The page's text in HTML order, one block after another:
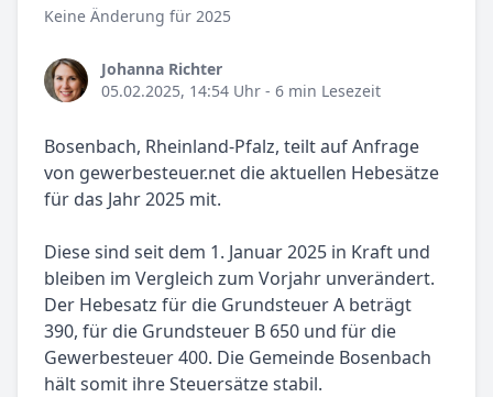
Keine Änderung für 2025
Johanna Richter
05.02.2025, 14:54 Uhr - 6 min Lesezeit
Bosenbach, Rheinland-Pfalz, teilt auf Anfrage
von gewerbesteuer.net die aktuellen Hebesätze
für das Jahr 2025 mit.
Diese sind seit dem 1. Januar 2025 in Kraft und
bleiben im Vergleich zum Vorjahr unverändert.
Der Hebesatz für die Grundsteuer A beträgt
390, für die Grundsteuer B 650 und für die
Gewerbesteuer 400. Die Gemeinde Bosenbach
hält somit ihre Steuersätze stabil.